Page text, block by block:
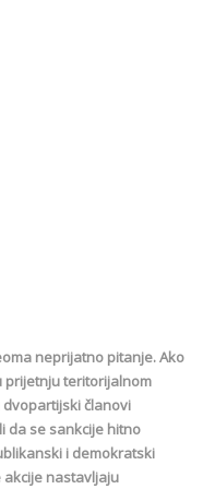
neprijatno pitanje. Ako
prijetnju teritorijalnom
dvopartijski članovi
da se sankcije hitno
i demokratski
nastavljaju